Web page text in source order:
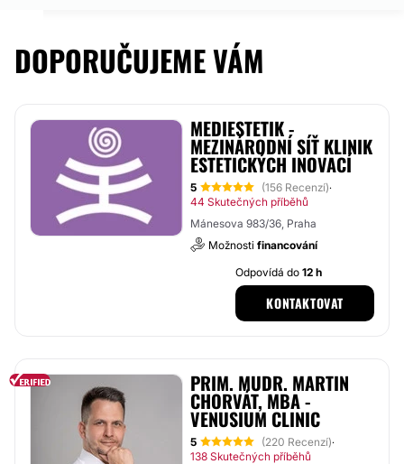
DOPORUČUJEME VÁM
MEDIESTETIK -
MEZINÁRODNÍ SÍŤ KLINIK
ESTETICKÝCH INOVACÍ
5 (156 Recenzí)·
44 Skutečných příběhů
Mánesova 983/36, Praha
Možnosti financování
Odpovídá do12 h
KONTAKTOVAT
PRIM. MUDR. MARTIN
CHORVÁT, MBA -
VENUSIUM CLINIC
5 (220 Recenzí)·
138 Skutečných příběhů